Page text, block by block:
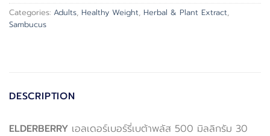
Categories: Adults, Healthy Weight, Herbal & Plant Extract,
Sambucus
DESCRIPTION
ELDERBERRY เอลเดอร์เบอร์รี่เบต้าพลัส 500 มิลลิกรัม 30